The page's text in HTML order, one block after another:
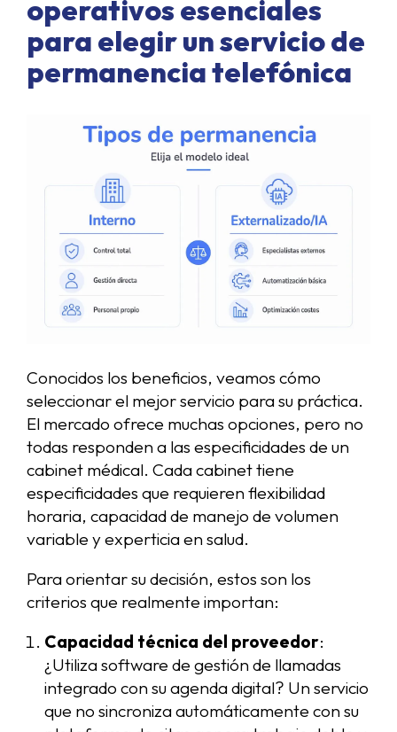
operativos esenciales
para elegir un servicio de
permanencia telefónica
Conocidos los beneficios, veamos cómo
seleccionar el mejor servicio para su práctica.
El mercado ofrece muchas opciones, pero no
todas responden a las especificidades de un
cabinet médical. Cada cabinet tiene
especificidades que requieren flexibilidad
horaria, capacidad de manejo de volumen
variable y experticia en salud.
Para orientar su decisión, estos son los
criterios que realmente importan:
Capacidad técnica del proveedor:
¿Utiliza software de gestión de llamadas
integrado con su agenda digital? Un servicio
que no sincroniza automáticamente con su